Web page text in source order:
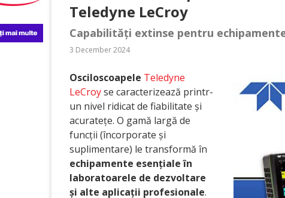
Teledyne LeCroy
Capabilități extinse pentru
3 December 2024
Osciloscoapele Teledyne
LeCroyse caracterizează printr-
un nivel ridicat de fiabilitate și
acuratețe. O gamă largă de
funcții (încorporate și
suplimentare) le transformă în
echipamente esențiale în
laboratoarele de dezvoltare
și alte aplicații profesionale.